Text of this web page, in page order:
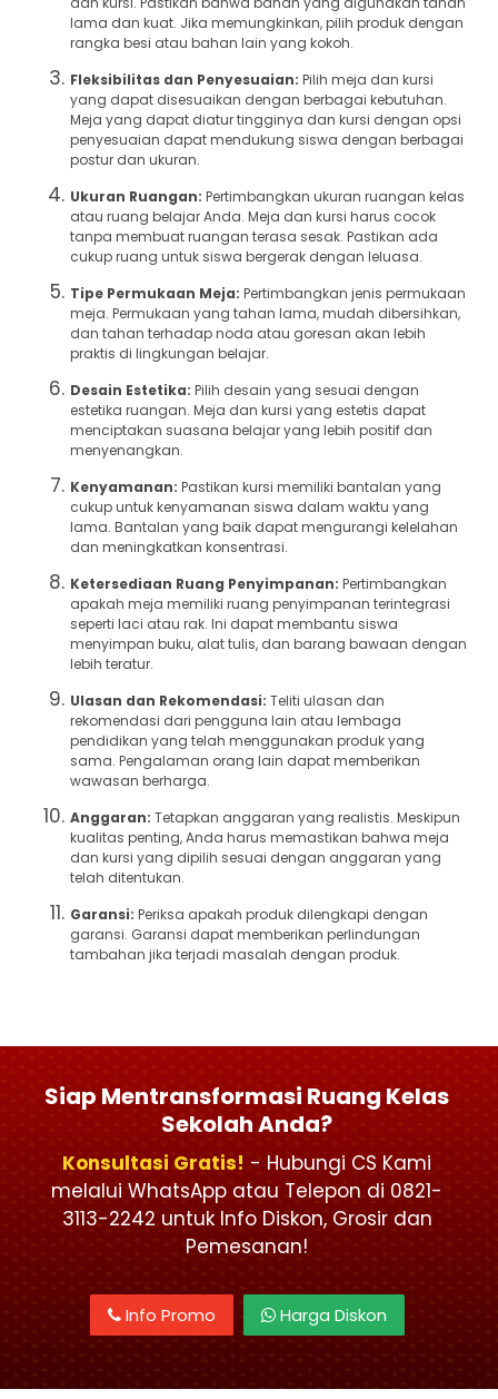
lama dan kuat. Jika memungkinkan, pilih produk dengan
rangka besi atau bahan lain yang kokoh.
Fleksibilitas dan Penyesuaian: Pilih meja dan kursi
yang dapat disesuaikan dengan berbagai kebutuhan.
Meja yang dapat diatur tingginya dan kursi dengan opsi
penyesuaian dapat mendukung siswa dengan berbagai
postur dan ukuran.
Ukuran Ruangan: Pertimbangkan ukuran ruangan kelas
atau ruang belajar Anda. Meja dan kursi harus cocok
tanpa membuat ruangan terasa sesak. Pastikan ada
cukup ruang untuk siswa bergerak dengan leluasa.
Tipe Permukaan Meja: Pertimbangkan jenis permukaan
meja. Permukaan yang tahan lama, mudah dibersihkan,
dan tahan terhadap noda atau goresan akan lebih
praktis di lingkungan belajar.
Desain Estetika: Pilih desain yang sesuai dengan
estetika ruangan. Meja dan kursi yang estetis dapat
menciptakan suasana belajar yang lebih positif dan
menyenangkan.
Kenyamanan: Pastikan kursi memiliki bantalan yang
cukup untuk kenyamanan siswa dalam waktu yang
lama. Bantalan yang baik dapat mengurangi kelelahan
dan meningkatkan konsentrasi.
Ketersediaan Ruang Penyimpanan: Pertimbangkan
apakah meja memiliki ruang penyimpanan terintegrasi
seperti laci atau rak. Ini dapat membantu siswa
menyimpan buku, alat tulis, dan barang bawaan dengan
lebih teratur.
Ulasan dan Rekomendasi: Teliti ulasan dan
rekomendasi dari pengguna lain atau lembaga
pendidikan yang telah menggunakan produk yang
sama. Pengalaman orang lain dapat memberikan
wawasan berharga.
Anggaran: Tetapkan anggaran yang realistis. Meskipun
kualitas penting, Anda harus memastikan bahwa meja
dan kursi yang dipilih sesuai dengan anggaran yang
telah ditentukan.
Garansi: Periksa apakah produk dilengkapi dengan
garansi. Garansi dapat memberikan perlindungan
tambahan jika terjadi masalah dengan produk.
Siap Mentransformasi Ruang Kelas
Sekolah Anda?
Konsultasi Gratis! - Hubungi CS Kami
melalui WhatsApp atau Telepon di 0821-
3113-2242 untuk Info Diskon, Grosir dan
Pemesanan!
Info Promo Harga Diskon